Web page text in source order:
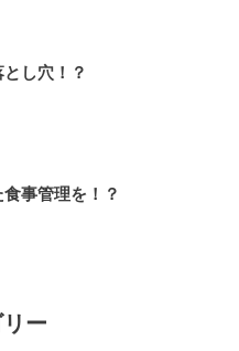
し穴！？
事管理を！？
ー